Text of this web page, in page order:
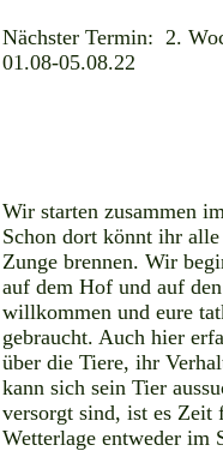
Nächster Termin: 2.
01.08-05.08.22
Wir starten zusammen
Schon dort könnt ihr
Zunge brennen. Wir
auf dem Hof und auf
willkommen und eure
gebraucht. Auch hier
über die Tiere, ihr
kann sich sein Tier
versorgt sind, ist es Zeit
Wetterlage entweder im